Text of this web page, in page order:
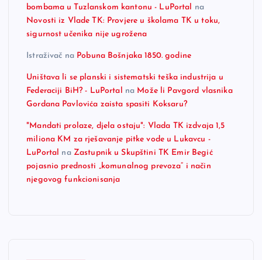
bombama u Tuzlanskom kantonu - LuPortal na
Novosti iz Vlade TK: Provjere u školama TK u toku,
sigurnost učenika nije ugrožena
Istraživač na Pobuna Bošnjaka 1850. godine
Uništava li se planski i sistematski teška industrija u
Federaciji BiH? - LuPortal na Može li Pavgord vlasnika
Gordana Pavlovića zaista spasiti Koksaru?
"Mandati prolaze, djela ostaju": Vlada TK izdvaja 1,5
miliona KM za rješavanje pitke vode u Lukavcu -
LuPortal na Zastupnik u Skupštini TK Emir Begić
pojasnio prednosti „komunalnog prevoza“ i način
njegovog funkcionisanja